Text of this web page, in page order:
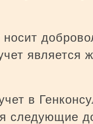
носит
является
в
следующие